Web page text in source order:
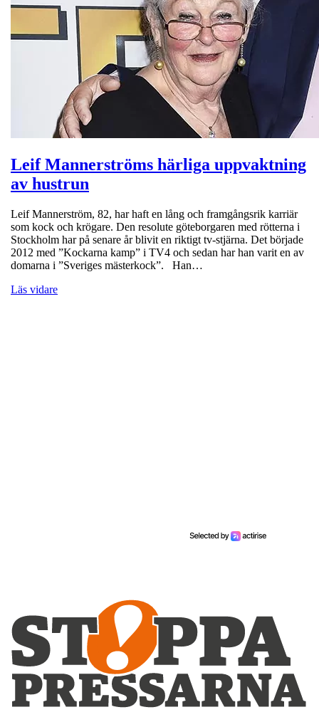
Leif Mannerströms härliga uppvaktning
av hustrun
Leif Mannerström, 82, har haft en lång och framgångsrik karriär
som kock och krögare. Den resolute göteborgaren med rötterna i
Stockholm har på senare år blivit en riktigt tv-stjärna. Det började
2012 med ”Kockarna kamp” i TV4 och sedan har han varit en av
domarna i ”Sveriges mästerkock”. Han…
Läs vidare